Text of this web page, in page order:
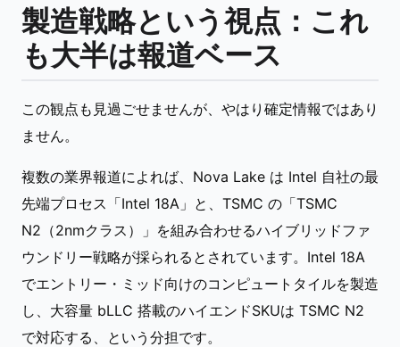
製造戦略という視点：これ
も大半は報道ベース
この観点も見過ごせませんが、やはり確定情報ではあり
ません。
複数の業界報道によれば、Nova Lake は Intel 自社の最
先端プロセス「Intel 18A」と、TSMC の「TSMC
N2（2nmクラス）」を組み合わせるハイブリッドファ
ウンドリー戦略が採られるとされています。Intel 18A
でエントリー・ミッド向けのコンピュートタイルを製造
し、大容量 bLLC 搭載のハイエンドSKUは TSMC N2
で対応する、という分担です。